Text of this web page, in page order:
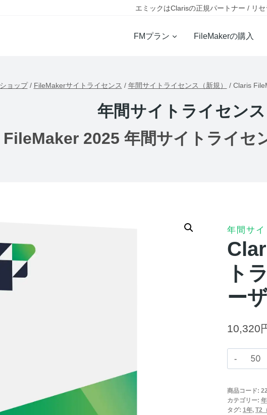
エミックはClarisの正規パートナー / リセ
FMプラン FileMakerの購入
ショップ / FileMakerサイトライセンス / 年間サイトライセンス（新規） / Claris
年間サイトライセンス
2025 年間サイトライセ
年間サイ
ト
ーザ
10,320
Claris
年
間
商品コード:
カテゴリー:
タグ: 1年, T2